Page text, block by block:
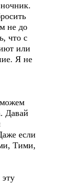
не до
что с
или
Я не
Давай
если
Тими,